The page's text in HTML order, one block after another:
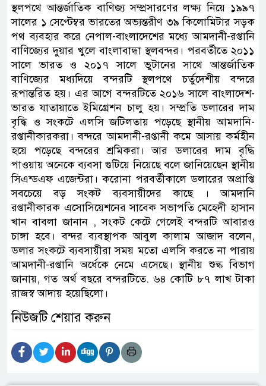
স্থলপথে আন্তর্জাতিক বাণিজ্য সম্প্রসারণের লক্ষ্য নিয়ে ১৯৯৭
সালের ১ সেপ্টেম্বর ভারতের অভ্যন্তরীণ ৩৯ কিলোমিটার সড়ক
পথ ব্যবহার করে নেপাল-বাংলাদেশের মধ্যে আমদানী-রপ্তানি
বাণিজ্যের দুয়ার খুলে বাংলাবান্ধা স্থলবন্দর। পরবর্তীতে ২০১১
সালে ভারত ও ২০১৭ সালে ভুটানের সাথে আন্তর্জাতিক
বাণিজ্যের মধ্যদিয়ে বন্দরটি স্থলপথে চর্তুদেশীয় বন্দরে
রূপান্তরিত হয়। এর আগে বন্দরটিতে ২০১৬ সালে বাংলাদেশ-
ভারত যাতায়াতে ইমিগ্রেশন চালু হয়। সম্প্রতি ডলারের দাম
বৃদ্ধি ও সংকটে এলসি জটিলতায় পড়েছে স্থানীয় আমদানি-
রপ্তানীকারকরা। বন্দরে আমদানী-রপ্তানী কমে আসায় কর্মহীন
হয়ে পড়েছে বন্দরের শ্রমিকরা। আর ডলারের দাম বৃদ্ধি
পাওয়ায় অনেকে ব্যবসা গুটিয়ে নিয়েছে বলে জানিয়েছেন স্থানীয়
সিএন্ডএফ এজেন্টরা। করোনা পরবর্তীকালে ডলারের অপ্রাপ্তি
সবচেয়ে বড় সংকট ব্যবসায়ীদের কাছে । আমদানি
রপ্তানীকারক এসোসিয়েশনের সাবেক সভাপতি মেহেদী হাসান
খান বাবলা জানান , সংকট কেটে গেলেই বন্দরটি আবারও
চাঙ্গা হবে। বন্দর ব্যবস্থাপক আবুল কালাম আজাদ বলেন,
ডলার সংকটে ব্যবসায়ীরা সময় মতো এলসি করতে না পারায়
আমদানী-রপ্তানি অর্ধেকে নেমে এসেছে। স্থানীয় শুল্ক বিভাগ
জানায়, গত অর্থ বছরে বন্দরটিতে. ৬৪ কোটি ৮৭ লাখ টাকা
রাজস্ব আদায় হয়েছিলো।
নিউজটি শেয়ার করুন